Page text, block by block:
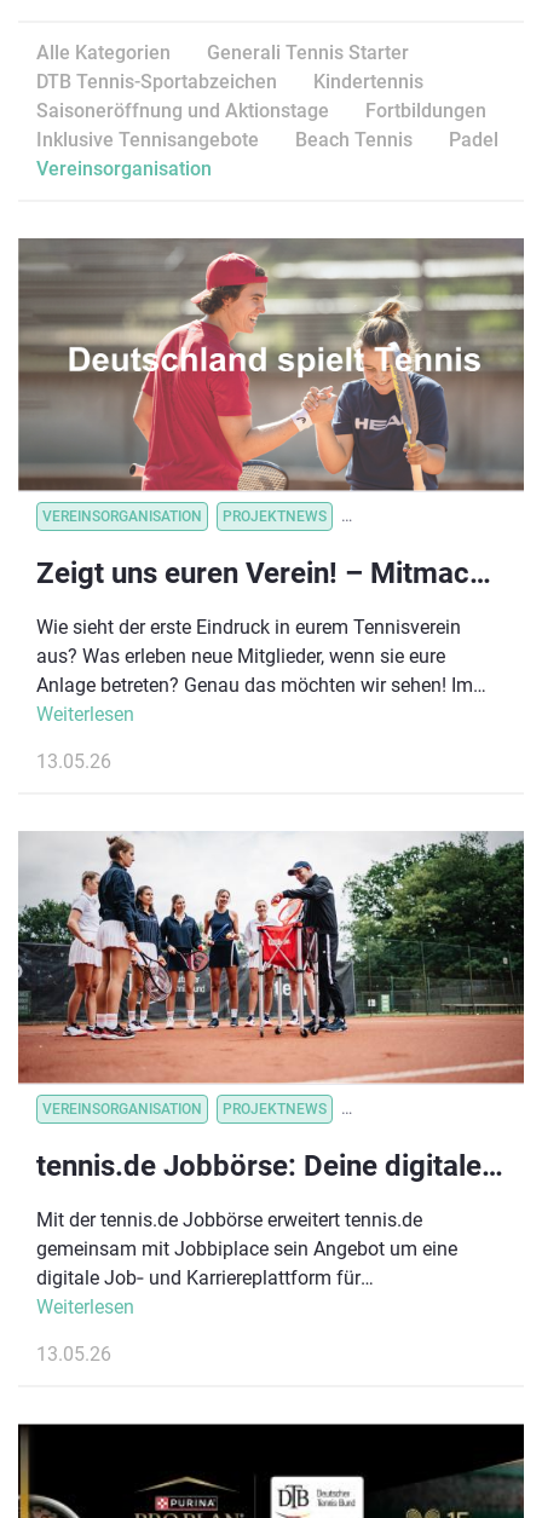
Alle Kategorien
Generali Tennis Starter
DTB Tennis-Sportabzeichen
Kindertennis
Saisoneröffnung und Aktionstage
Fortbildungen
Inklusive Tennisangebote
Beach Tennis
Padel
Vereinsorganisation
VEREINSORGANISATION PROJEKTNEWS VEREINSORGANISATION
Zeigt uns euren Verein! – Mitmachaktion zu „Deutschland spielt Tennis“ gestartet #DEUTSCHLANDSPIELTTENNIS
Wie sieht der erste Eindruck in eurem Tennisverein
aus? Was erleben neue Mitglieder, wenn sie eure
Anlage betreten? Genau das möchten wir sehen! Im
Rahmen von „Deutschland spielt Tennis“ startet ab
ganz Deutschland. Gesucht werden kurze,
von euch.
Weiterlesen
13.05.26
VEREINSORGANISATION PROJEKTNEWS VEREINSVERWALTUNG
tennis.de Jobbörse: Deine digitale Karriereplattform im Tennissport
Mit der tennis.de Jobbörse erweitert tennis.de
gemeinsam mit Jobbiplace sein Angebot um eine
digitale Job‑ und Karriereplattform für
TennisDeutschland. Ziel ist es, Mitglieder, Spieler:innen,
Arbeitgebern aus der Region zu vernetzen und
zu machen.
Weiterlesen
13.05.26